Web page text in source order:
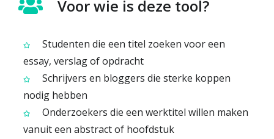
Voor wie is deze tool?
Studenten die een titel zoeken voor een
essay, verslag of opdracht
Schrijvers en bloggers die sterke koppen
nodig hebben
Onderzoekers die een werktitel willen maken
vanuit een abstract of hoofdstuk